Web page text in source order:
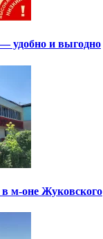
удобно и выгодно
м-оне Жуковского